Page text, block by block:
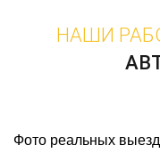
НАШИ
Фото реальных